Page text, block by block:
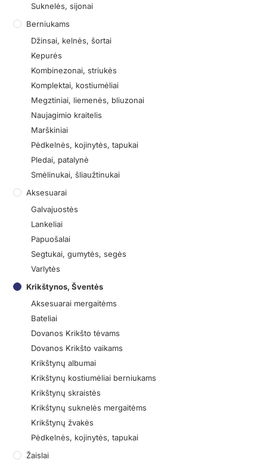
Suknelės, sijonai
Berniukams
Džinsai, kelnės, šortai
Kepurės
Kombinezonai, striukės
Komplektai, kostiumėliai
Megztiniai, liemenės, bliuzonai
Naujagimio kraitelis
Marškiniai
Pėdkelnės, kojinytės, tapukai
Pledai, patalynė
Smėlinukai, šliaužtinukai
Aksesuarai
Galvajuostės
Lankeliai
Papuošalai
Segtukai, gumytės, segės
Varlytės
Krikštynos, Šventės
Aksesuarai mergaitėms
Bateliai
Dovanos Krikšto tėvams
Dovanos Krikšto vaikams
Krikštynų albumai
Krikštynų kostiumėliai berniukams
Krikštynų skraistės
Krikštynų suknelės mergaitėms
Krikštynų žvakės
Pėdkelnės, kojinytės, tapukai
Žaislai